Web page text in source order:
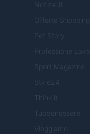
Notizie.it
Offerte Shopping
Pet Story
Professione
Sport Magazine
Style24
Think.it
Tuobenessere
Viaggiamo